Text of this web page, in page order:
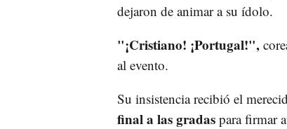
dejaron de animar a su ídolo.
"¡Cristiano! ¡Portugal!",
al evento.
Su insistencia recibió el
final a las gradaspara firmar